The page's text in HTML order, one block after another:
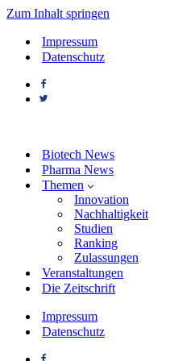
Zum Inhalt springen
Impressum
Datenschutz
Biotech News
Pharma News
Themen
Innovation
Nachhaltigkeit
Studien
Ranking
Zulassungen
Veranstaltungen
Die Zeitschrift
Impressum
Datenschutz